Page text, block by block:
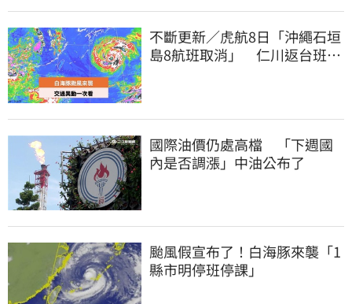
不斷更新／虎航8日「沖繩石垣
島8航班取消」 仁川返台班機
國際油價仍處高檔 「下週國
內是否調漲」中油公布了
颱風假宣布了！白海豚來襲「1
縣市明停班停課」